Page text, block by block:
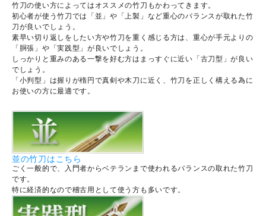
竹刀の使い方によってはオススメの竹刀もかわってきます。
初心者が使う竹刀では「並」や「上製」など重心のバランスが取れた竹
刀が良いでしょう。
素早い切り返しをしたい方や竹刀を重く感じる方は、重心が手元よりの
「胴張」や「実践型」が良いでしょう。
しっかりと重みのある一撃を好む方はまっすぐに近い「古刀型」が良い
でしょう。
「小判型」は握りが楕円で真剣や木刀に近く、竹刀を正しく構える為に
お使いの方に最適です。
並の竹刀はこちら
ごく一般的で、入門者からベテランまで使われるバランスの取れた竹刀
です。
特に経済的なので稽古用として使う方も多いです。